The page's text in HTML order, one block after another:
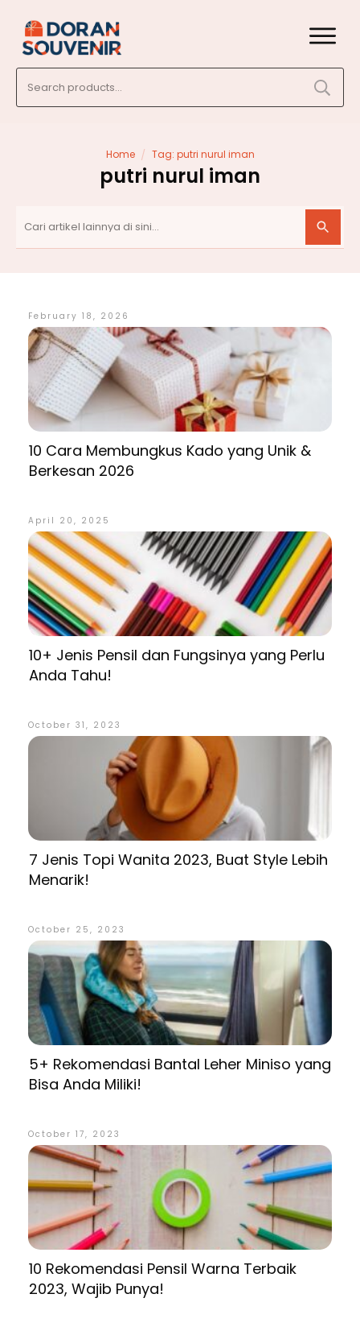
for:
Home / Tag: putri nurul iman
putri nurul iman
February 18, 2026
10 Cara Membungkus Kado yang Unik &
Berkesan 2026
April 20, 2025
10+ Jenis Pensil dan Fungsinya yang Perlu
Anda Tahu!
October 31, 2023
7 Jenis Topi Wanita 2023, Buat Style Lebih
Menarik!
October 25, 2023
5+ Rekomendasi Bantal Leher Miniso yang
Bisa Anda Miliki!
October 17, 2023
10 Rekomendasi Pensil Warna Terbaik
2023, Wajib Punya!